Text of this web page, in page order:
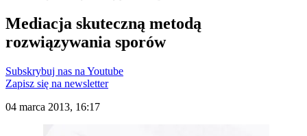
Mediacja skuteczną metodą
rozwiązywania sporów
Subskrybuj nas na Youtube
Zapisz się na newsletter
04 marca 2013, 16:17